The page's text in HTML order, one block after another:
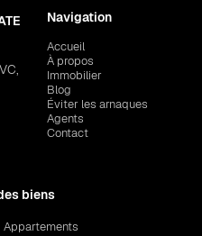
Navigation
Accueil
À propos
Immobilier
Blog
Éviter les arnaques
Agents
Contact
biens
Appartements